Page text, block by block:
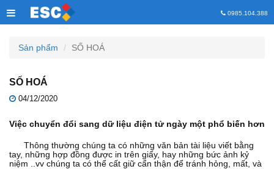
0985.104.388
Sản phẩm SỐ HOÁ
SỐ HOÁ
04/12/2020
Việc chuyển đổi sang dữ liệu điện tử ngày một phổ biến hơn
Thông thường chúng ta có những văn bản tài liệu viết bằng
tay, những hợp đồng được in trên giấy, hay những bức ảnh kỷ
niệm ..vv chúng ta có thể cất giữ cẩn thận để tránh hỏng, mất, và